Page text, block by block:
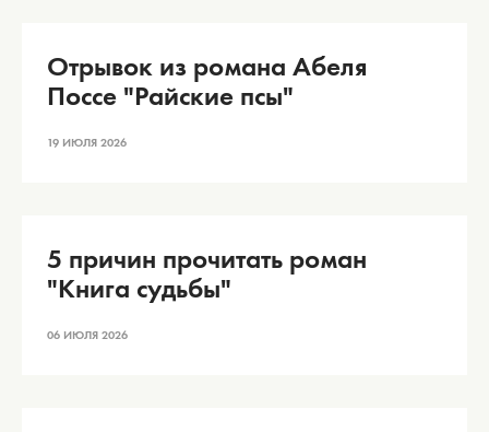
Отрывок из романа Абеля
Поссе "Райские псы"
19 ИЮЛЯ 2026
5 причин прочитать роман
"Книга судьбы"
06 ИЮЛЯ 2026